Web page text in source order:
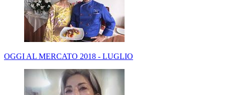
OGGI AL MERCATO 2018 - LUGLIO